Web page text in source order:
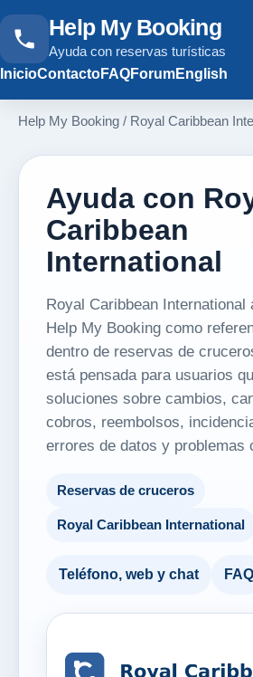
Help My Booking
Ayuda con reservas turísticas
InicioContactoFAQForumEnglish
Help My Booking / Royal Caribbean
Ayuda con
Caribbean
International
Royal Caribbean International
Help My Booking como
dentro de reservas de
está pensada para usuarios
soluciones sobre cambios,
cobros, reembolsos,
errores de datos y problemas
Reservas de cruceros
Royal Caribbean International
Teléfono, web y chat FAQ